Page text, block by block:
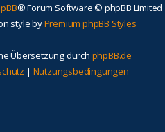
® Forum Software © phpBB Limited
style byPremium phpBB Styles
Übersetzung durch phpBB.de
| Nutzungsbedingungen